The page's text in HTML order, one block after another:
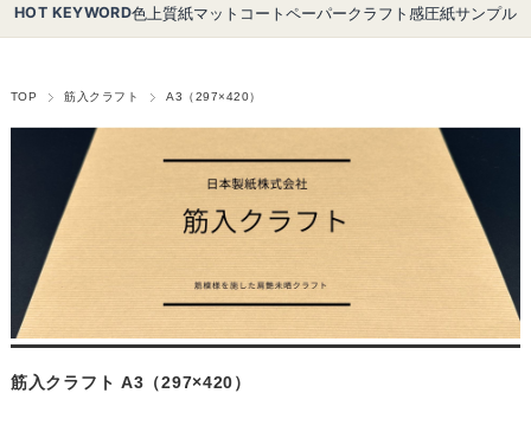
HOT KEYWORD色上質紙マットコートペーパークラフト感圧紙サンプル
TOP 筋入クラフト A3（297×420）
筋入クラフト A3（297×420）